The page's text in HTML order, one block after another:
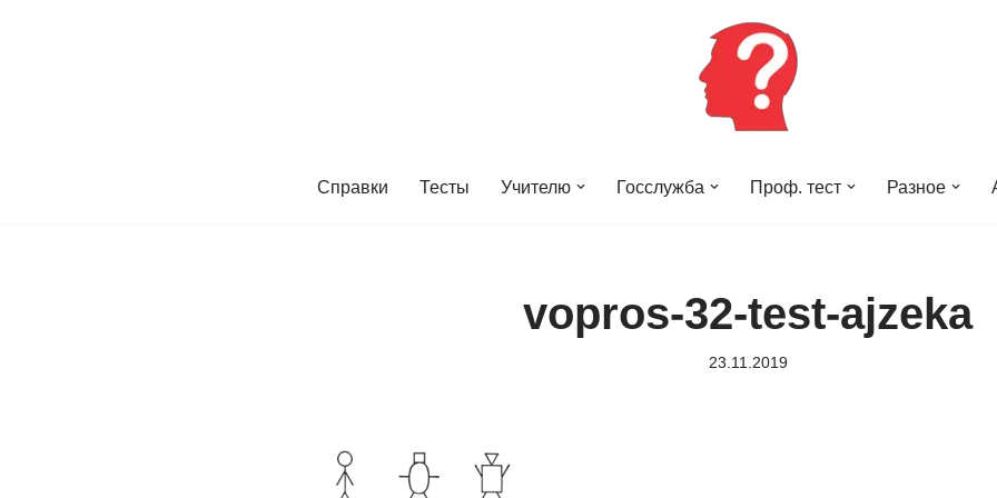
Справки Тесты Учителю Госслужба Проф. тест Разное
vopros-32-test-ajzeka
23.11.2019